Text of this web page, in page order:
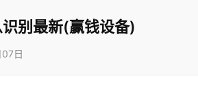
别最新(赢钱设备)
日